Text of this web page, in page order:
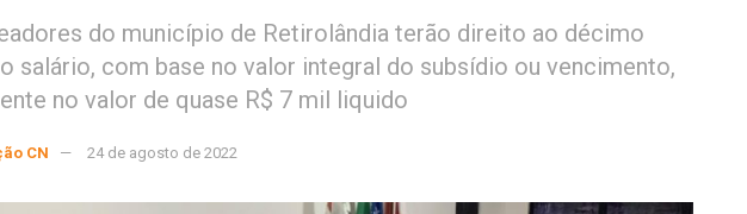
do município de Retirolândia terão direito ao décimo
salário, com base no valor integral do subsídio ou vencimento,
no valor de quase R$ 7 mil liquido
CN 24 de agosto de 2022